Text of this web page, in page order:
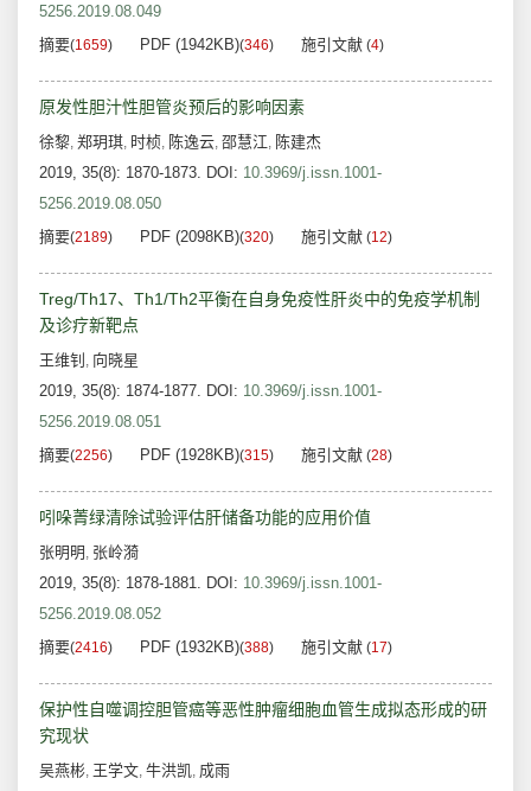
5256.2019.08.049
摘要(1659) PDF (1942KB)(346) 施引文献 (4)
原发性胆汁性胆管炎预后的影响因素
徐黎, 郑玥琪, 时桢, 陈逸云, 邵慧江, 陈建杰
2019, 35(8): 1870-1873. DOI: 10.3969/j.issn.1001-
5256.2019.08.050
摘要(2189) PDF (2098KB)(320) 施引文献 (12)
Treg/Th17、Th1/Th2平衡在自身免疫性肝炎中的免疫学机制
及诊疗新靶点
王维钊 , 向晓星
2019, 35(8): 1874-1877. DOI: 10.3969/j.issn.1001-
5256.2019.08.051
摘要(2256) PDF (1928KB)(315) 施引文献 (28)
吲哚菁绿清除试验评估肝储备功能的应用价值
张明明 , 张岭漪
2019, 35(8): 1878-1881. DOI: 10.3969/j.issn.1001-
5256.2019.08.052
摘要(2416) PDF (1932KB)(388) 施引文献 (17)
保护性自噬调控胆管癌等恶性肿瘤细胞血管生成拟态形成的研
究现状
吴燕彬, 王学文, 牛洪凯, 成雨